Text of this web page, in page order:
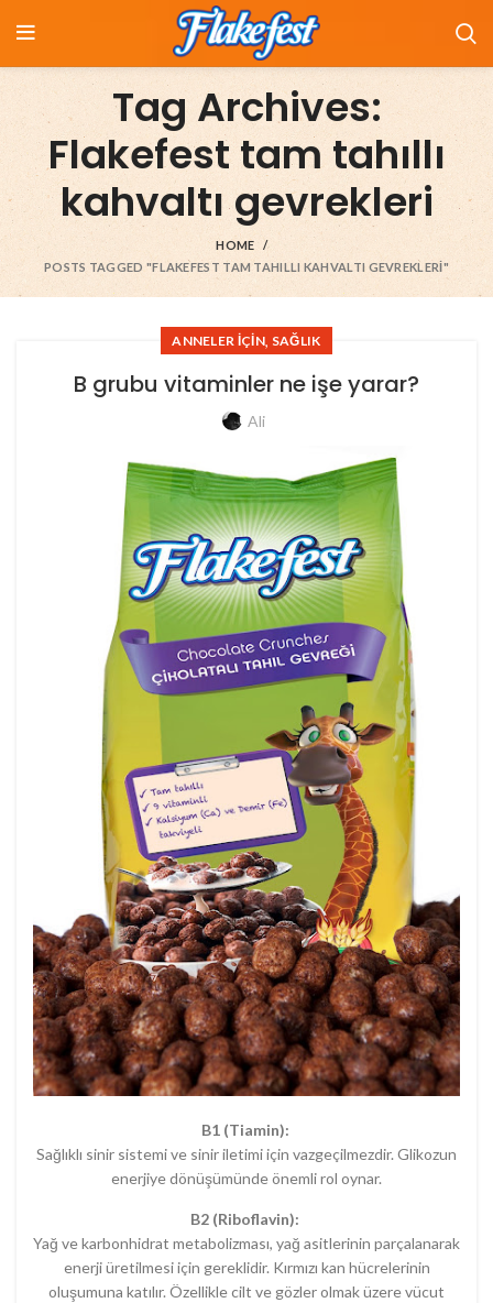
Tag Archives:
Flakefest tam tahıllı
kahvaltı gevrekleri
HOME
POSTS TAGGED "FLAKEFEST TAM TAHILLI KAHVALTI GEVREKLERI"
ANNELER İÇIN, SAĞLIK
B grubu vitaminler ne işe yarar?
Ali
B1 (Tiamin):
Sağlıklı sinir sistemi ve sinir iletimi için vazgeçilmezdir. Glikozun
enerjiye dönüşümünde önemli rol oynar.
B2 (Riboflavin):
Yağ ve karbonhidrat metabolizması, yağ asitlerinin parçalanarak
enerji üretilmesi için gereklidir. Kırmızı kan hücrelerinin
oluşumuna katılır. Özellikle cilt ve gözler olmak üzere vücut